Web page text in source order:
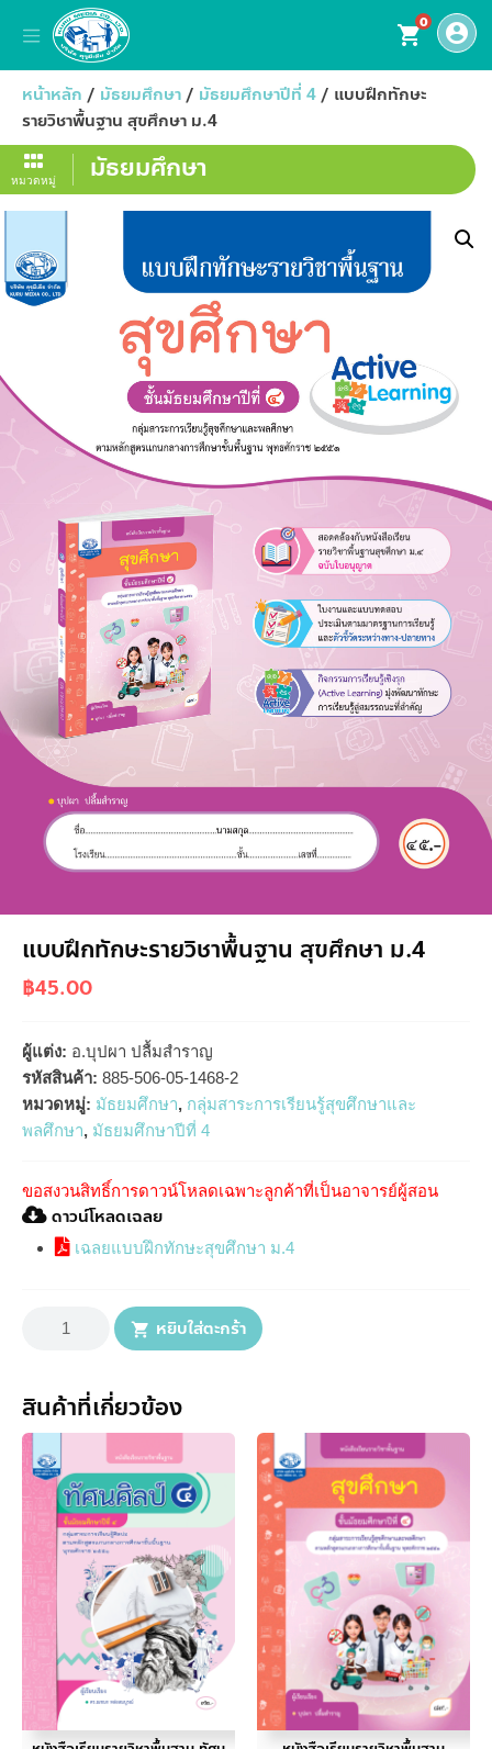
account_circle
shopping_cart0
หน้าหลัก / มัธยมศึกษา/ มัธยมศึกษาปีที่ 4/ แบบฝึกทักษะ
รายวิชาพื้นฐาน สุขศึกษา ม.4
หมวดหมู่ มัธยมศึกษา
แบบฝึกทักษะรายวิชาพื้นฐาน สุขศึกษา ม.4
฿45.00
ผู้แต่ง: อ.บุปผา ปลื้มสำราญ
รหัสสินค้า: 885-506-05-1468-2
หมวดหมู่: มัธยมศึกษา, กลุ่มสาระการเรียนรู้สุขศึกษาและ
พลศึกษา, มัธยมศึกษาปีที่ 4
ขอสงวนสิทธิ์การดาวน์โหลดเฉพาะลูกค้าที่เป็นอาจารย์ผู้สอน
ดาวน์โหลดเฉลย
เฉลยแบบฝึกทักษะสุขศึกษา ม.4
สุขศึกษา
ม.4
ชิ้น
หยิบใส่ตะกร้า
สินค้าที่เกี่ยวข้อง